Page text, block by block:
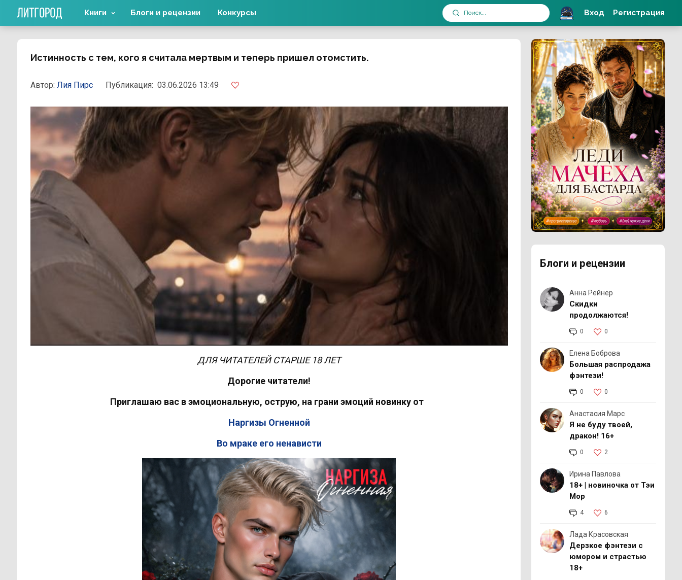
Истинность с тем, кого я считала мертвым и теперь пришел отомстить.
Автор: Лия Пирс Публикация: 03.06.2026 13:49
ДЛЯ ЧИТАТЕЛЕЙ СТАРШЕ 18 ЛЕТ
Дорогие читатели!
Приглашаю вас в эмоциональную, острую, на грани эмоций новинку от
Наргизы Огненной
Во мраке его ненависти
Блоги и рецензии
Анна Рейнер
Скидки
продолжаются!
0 0
Елена Боброва
Большая распродажа
фэнтези!
0 0
Анастасия Марс
Я не буду твоей,
дракон! 16+
0 2
Ирина Павлова
18+ | новиночка от Тэи
Мор
4 6
Лада Красовская
Дерзкое фэнтези с
юмором и страстью
18+
Реклама 16+ АО «ЛитГород»
Книги Блоги и рецензии Конкурсы Вход Регистрация